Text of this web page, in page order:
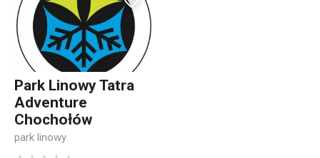
Park Linowy Tatra
Adventure
Chochołów
park linowy